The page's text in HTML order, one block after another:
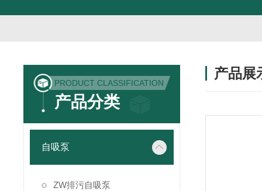
PRODUCT CLASSIFICATION
产品分类
自吸泵
ZW排污自吸泵
产品展